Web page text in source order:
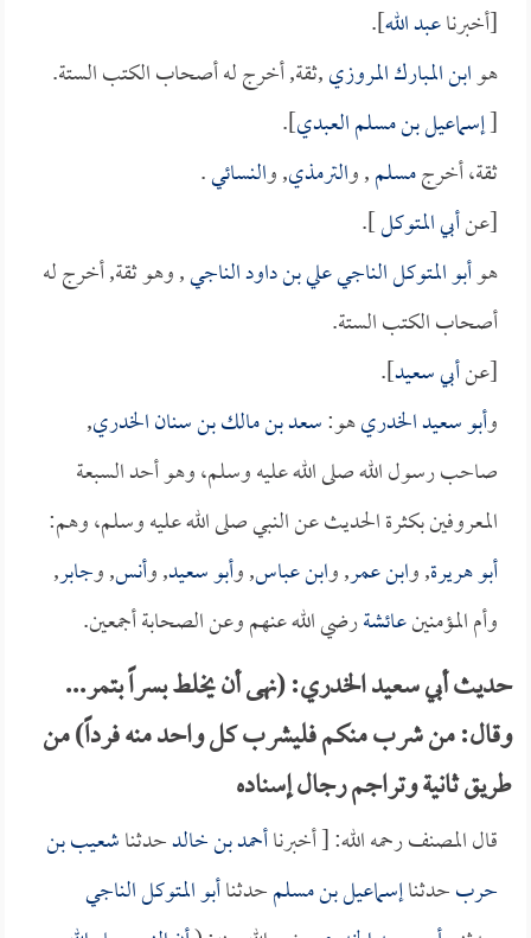
[أخبرناعبد الله].
هوابن المبارك المروزي,ثقة, أخرج له أصحاب الكتب الستة.
[إسماعيل بن مسلم العبدي].
ثقة، أخرجمسلم, والترمذي, والنسائي.
[عنأبي المتوكل].
هوأبو المتوكل الناجي علي بن داود الناجي, وهو ثقة, أخرج له
أصحاب الكتب الستة.
[عنأبي سعيد].
وأبو سعيد الخدريهو:سعد بن مالك بن سنان الخدري,
صاحب رسول الله صلى الله عليه وسلم، وهو أحد السبعة
المعروفين بكثرة الحديث عن النبي صلى الله عليه وسلم، وهم:
أبو هريرة, وابن عمر, وابن عباس, وأبو سعيد, وأنس, وجابر,
وأم المؤمنينعائشةرضي الله عنهم وعن الصحابة أجمعين.
حديث أبي سعيد الخدري: (نهى أن يخلط بسراً بتمر...
وقال: من شرب منكم فليشرب كل واحد منه فرداً) من
طريق ثانية وتراجم رجال إسناده
قال المصنف رحمه الله: [ أخبرناأحمد بن خالدحدثناشعيب بن
حربحدثناإسماعيل بن مسلمحدثناأبو المتوكل الناجي